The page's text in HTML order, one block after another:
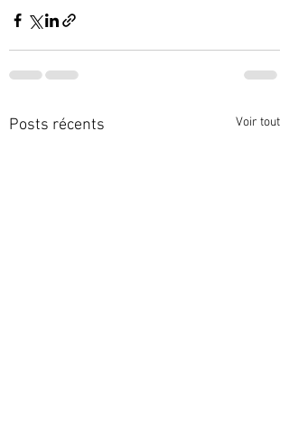
Posts récents Voir tout